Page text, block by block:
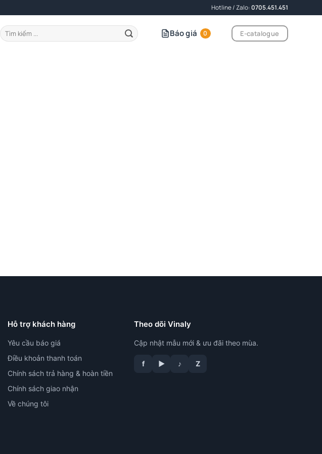
Hotline / Zalo:0705.451.451
Tìm
kiếm:
Báo giá 0 E-catalogue
Hỗ trợ khách hàng
Yêu cầu báo giá
Điều khoản thanh toán
Chính sách trả hàng & hoàn tiền
Chính sách giao nhận
Về chúng tôi
Theo dõi Vinaly
Cập nhật mẫu mới & ưu đãi theo mùa.
f ▶ ♪ Z